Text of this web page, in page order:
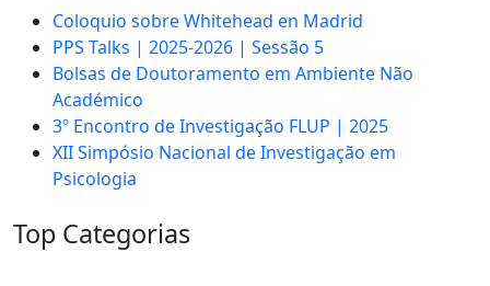
Coloquio sobre Whitehead en Madrid
PPS Talks | 2025-2026 | Sessão 5
Bolsas de Doutoramento em Ambiente Não
Académico
3º Encontro de Investigação FLUP | 2025
XII Simpósio Nacional de Investigação em
Psicologia
Top Categorias